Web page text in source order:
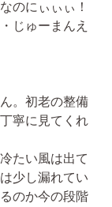
のにぃぃぃ！
じゅーまんえ
。初老の整備
寧に見てくれ
たい風は出て
少し漏れてい
のか今の段階